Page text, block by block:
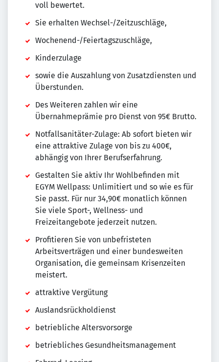
voll bewertet.
Sie erhalten Wechsel-/Zeitzuschläge,
Wochenend-/Feiertagszuschläge,
Kinderzulage
sowie die Auszahlung von Zusatzdiensten und
Überstunden.
Des Weiteren zahlen wir eine
Übernahmeprämie pro Dienst von 95€ Brutto.
Notfallsanitäter-Zulage: Ab sofort bieten wir
eine attraktive Zulage von bis zu 400€,
abhängig von Ihrer Berufserfahrung.
Gestalten Sie aktiv Ihr Wohlbefinden mit
EGYM Wellpass: Unlimitiert und so wie es für
Sie passt. Für nur 34,90€ monatlich können
Sie viele Sport-, Wellness- und
Freizeitangebote jederzeit nutzen.
Profitieren Sie von unbefristeten
Arbeitsverträgen und einer bundesweiten
Organisation, die gemeinsam Krisenzeiten
meistert.
attraktive Vergütung
Auslandsrückholdienst
betriebliche Altersvorsorge
betriebliches Gesundheitsmanagement